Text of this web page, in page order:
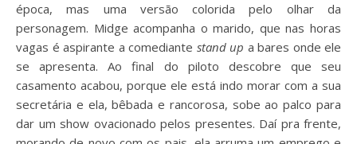
época, mas uma versão colorida pelo olhar da
personagem. Midge acompanha o marido, que nas horas
vagas é aspirante a comediante stand up a bares onde ele
se apresenta. Ao final do piloto descobre que seu
casamento acabou, porque ele está indo morar com a sua
secretária e ela, bêbada e rancorosa, sobe ao palco para
dar um show ovacionado pelos presentes. Daí pra frente,